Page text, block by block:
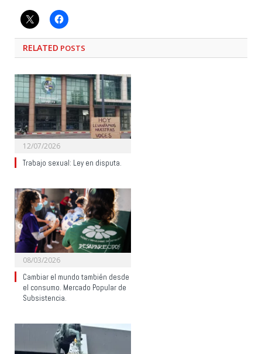
RELATED POSTS
12/07/2026
Trabajo sexual: Ley en disputa.
08/03/2026
Cambiar el mundo también desde
el consumo. Mercado Popular de
Subsistencia.